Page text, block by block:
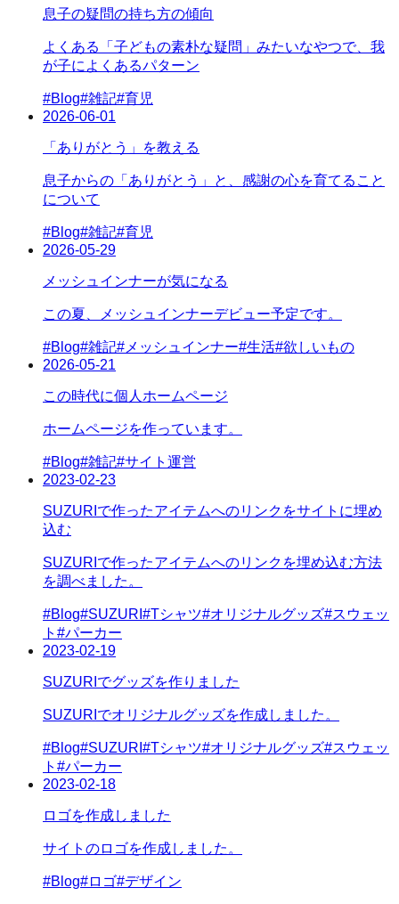
息子の疑問の持ち方の傾向
よくある「子どもの素朴な疑問」みたいなやつで、我
が子によくあるパターン
#Blog#雑記#育児
2026-06-01
「ありがとう」を教える
息子からの「ありがとう」と、感謝の心を育てること
について
#Blog#雑記#育児
2026-05-29
メッシュインナーが気になる
この夏、メッシュインナーデビュー予定です。
#Blog#雑記# メッシュインナー#生活#欲しいもの
2026-05-21
この時代に個人ホームページ
ホームページを作っています。
#Blog#雑記#サイト運営
2023-02-23
SUZURIで作ったアイテムへのリンクをサイトに埋め
込む
SUZURIで作ったアイテムへのリンクを埋め込む方法
を調べました。
#Blog#SUZURI #Tシャツ#オリジナルグッズ#スウェッ
ト #パーカー
2023-02-19
SUZURIでグッズを作りました
SUZURIでオリジナルグッズを作成しました。
#Blog#SUZURI #Tシャツ#オリジナルグッズ#スウェッ
ト #パーカー
2023-02-18
ロゴを作成しました
サイトのロゴを作成しました。
#Blog#ロゴ#デザイン